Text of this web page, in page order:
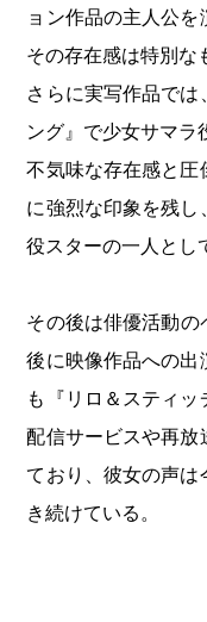
ョン作品の主人公を
その存在感は特別な
さらに実写作品では
ング』で少女サマラ
不気味な存在感と圧
に強烈な印象を残し
役スターの一人とし
その後は俳優活動の
後に映像作品への出
も『リロ＆スティ
配信サービスや再放
ており、彼女の声は
き続けている。